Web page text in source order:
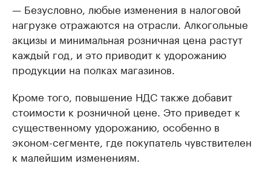
— Безусловно, любые изменения в налоговой
нагрузке отражаются на отрасли. Алкогольные
акцизы и минимальная розничная цена растут
каждый год, и это приводит к удорожанию
продукции на полках магазинов.
Кроме того, повышение НДС также добавит
стоимости к розничной цене. Это приведет к
существенному удорожанию, особенно в
эконом-сегменте, где покупатель чувствителен
к малейшим изменениям.